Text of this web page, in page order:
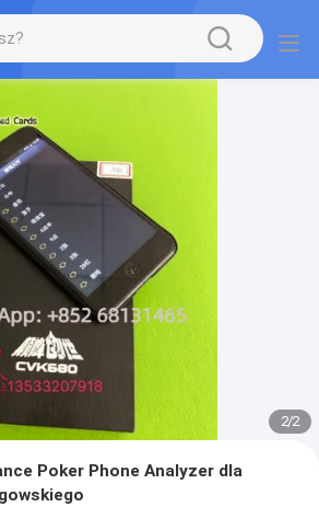
2/2
Poker Phone Analyzer dla